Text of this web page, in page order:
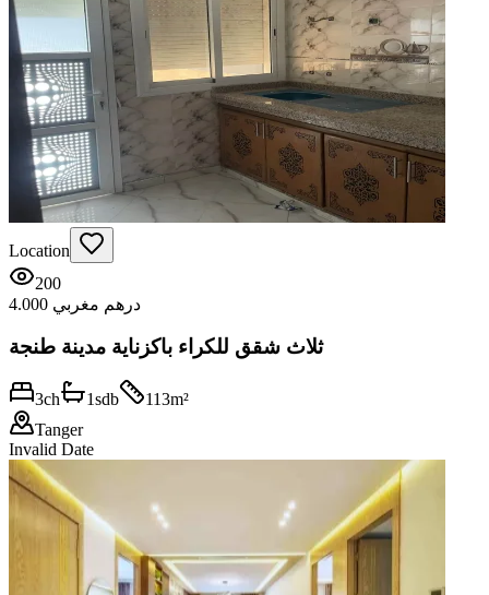
Location
200
4.000 درهم مغربي
ثلاث شقق للكراء باكزناية مدينة طنجة
3ch 1sdb 113m²
Tanger
Invalid Date